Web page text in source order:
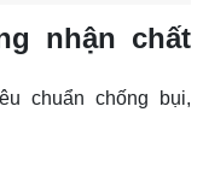
nhận chất
chuẩn chống bụi,